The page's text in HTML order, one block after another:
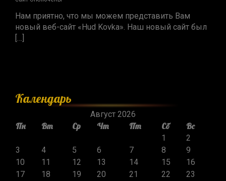
Нам приятно, что мы можем представить Вам
новый веб-сайт «Hud Kovka». Наш новый сайт был
[…]
Календарь
Август 2026
Пн Вт Ср Чт Пт Сб Вс
1
2
3
4 5 6 7 8
9
10
11 12 13 14 15
16
17
18 19 20 21 22
23